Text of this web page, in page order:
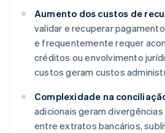
Aumento dos custos de
validar e recuperar
e frequentemente requer
créditos ou envolvimento
custos geram custos
Complexidade na
adicionais geram divergências
entre extratos bancários,